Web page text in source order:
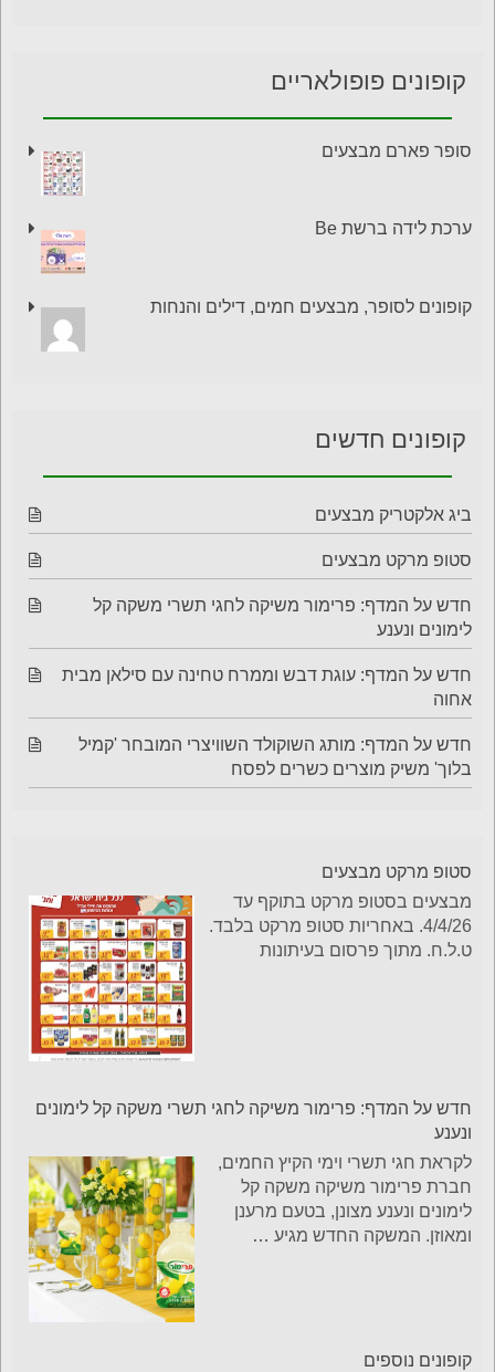
קופונים פופולאריים
סופר פארם מבצעים
ערכת לידה ברשת Be
קופונים לסופר, מבצעים חמים, דילים והנחות
קופונים חדשים
ביג אלקטריק מבצעים
סטופ מרקט מבצעים
חדש על המדף: פרימור משיקה לחגי תשרי משקה קל
לימונים ונענע
חדש על המדף: עוגת דבש וממרח טחינה עם סילאן מבית
אחוה
חדש על המדף: מותג השוקולד השוויצרי המובחר 'קמיל
בלוך' משיק מוצרים כשרים לפסח
סטופ מרקט מבצעים
מבצעים בסטופ מרקט בתוקף עד
4/4/26. באחריות סטופ מרקט בלבד.
ט.ל.ח. מתוך פרסום בעיתונות
חדש על המדף: פרימור משיקה לחגי תשרי משקה קל לימונים
ונענע
לקראת חגי תשרי וימי הקיץ החמים,
חברת פרימור משיקה משקה קל
לימונים ונענע מצונן, בטעם מרענן
ומאוזן. המשקה החדש מגיע …
קופונים נוספים